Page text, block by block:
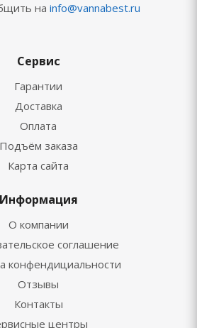
на info@vannabest.ru
Сервис
Гарантии
Доставка
Оплата
Подъём заказа
Карта сайта
Информация
О компании
соглашение
конфендициальности
Отзывы
Контакты
центры